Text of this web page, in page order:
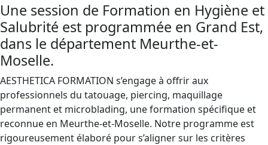
Une session de Formation en Hygiène et
Salubrité est programmée en Grand Est,
dans le département Meurthe-et-
Moselle.
AESTHETICA FORMATION s’engage à offrir aux
professionnels du tatouage, piercing, maquillage
permanent et microblading, une formation spécifique et
reconnue en Meurthe-et-Moselle. Notre programme est
rigoureusement élaboré pour s’aligner sur les critères